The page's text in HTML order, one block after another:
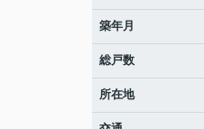
築年月
総戸数
所在地